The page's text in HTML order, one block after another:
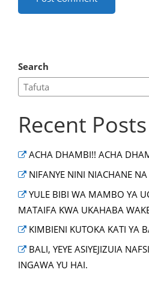
Search
Recent Posts
ACHA DHAMBI!! ACHA
NIFANYE NINI NIACHANE
YULE BIBI WA MAMBO YA
MATAIFA KWA UKAHABA
KIMBIENI KUTOKA KATI YA
BALI, YEYE ASIYEJIZUIA
INGAWA YU HAI.